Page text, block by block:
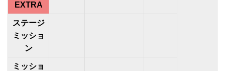
EXTRA
ステージ
ミッショ
ン
ミッショ